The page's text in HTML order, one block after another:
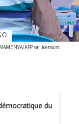
AFP or licensors
du